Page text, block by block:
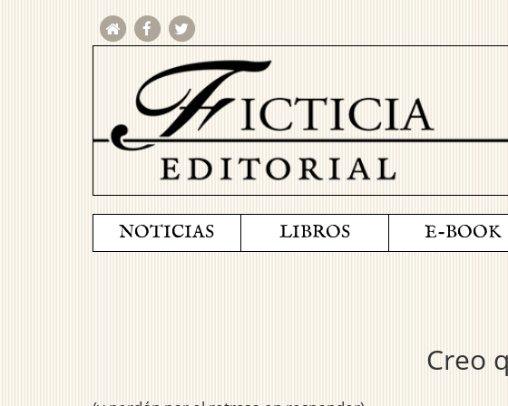
NOTICIAS LIBROS E-BOOK
Creo